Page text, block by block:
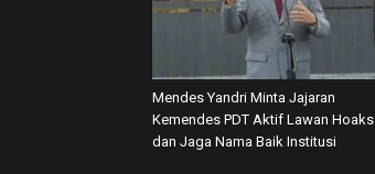
Mendes Yandri Minta Jajaran
Kemendes PDT Aktif Lawan Hoaks
dan Jaga Nama Baik Institusi